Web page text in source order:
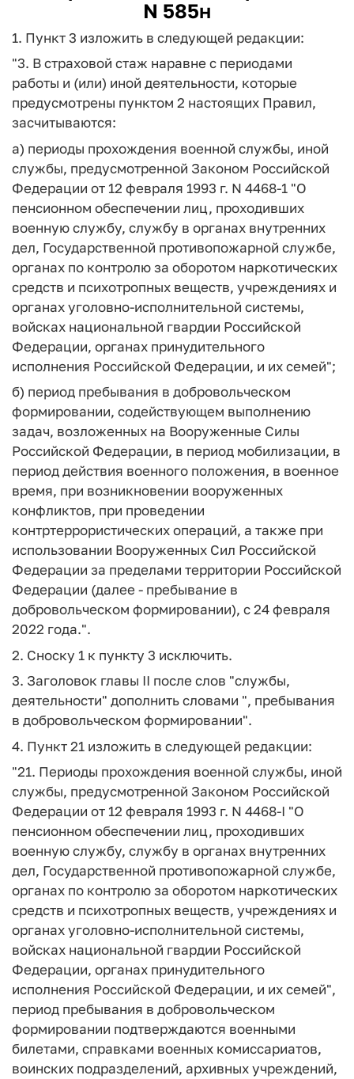
N 585н
1. Пункт 3 изложить в следующей редакции:
"3. В страховой стаж наравне с периодами
работы и (или) иной деятельности, которые
предусмотрены пунктом 2 настоящих Правил,
засчитываются:
а) периоды прохождения военной службы, иной
службы, предусмотренной Законом Российской
Федерации от 12 февраля 1993 г. N 4468-1 "О
пенсионном обеспечении лиц, проходивших
военную службу, службу в органах внутренних
дел, Государственной противопожарной службе,
органах по контролю за оборотом наркотических
средств и психотропных веществ, учреждениях и
органах уголовно-исполнительной системы,
войсках национальной гвардии Российской
Федерации, органах принудительного
исполнения Российской Федерации, и их семей";
б) период пребывания в добровольческом
формировании, содействующем выполнению
задач, возложенных на Вооруженные Силы
Российской Федерации, в период мобилизации, в
период действия военного положения, в военное
время, при возникновении вооруженных
конфликтов, при проведении
контртеррористических операций, а также при
использовании Вооруженных Сил Российской
Федерации за пределами территории Российской
Федерации (далее - пребывание в
добровольческом формировании), с 24 февраля
2022 года.".
2. Сноску 1 к пункту 3 исключить.
3. Заголовок главы II после слов "службы,
деятельности" дополнить словами ", пребывания
в добровольческом формировании".
4. Пункт 21 изложить в следующей редакции:
"21. Периоды прохождения военной службы, иной
службы, предусмотренной Законом Российской
Федерации от 12 февраля 1993 г. N 4468-I "О
пенсионном обеспечении лиц, проходивших
военную службу, службу в органах внутренних
дел, Государственной противопожарной службе,
органах по контролю за оборотом наркотических
средств и психотропных веществ, учреждениях и
органах уголовно-исполнительной системы,
войсках национальной гвардии Российской
Федерации, органах принудительного
исполнения Российской Федерации, и их семей",
период пребывания в добровольческом
формировании подтверждаются военными
билетами, справками военных комиссариатов,
воинских подразделений, архивных учреждений,